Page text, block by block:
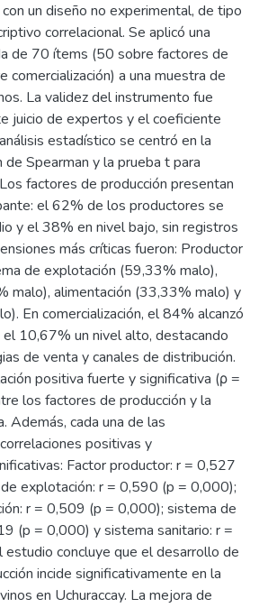
un diseño no experimental, de tipo
correlacional. Se aplicó una
de 70 ítems (50 sobre factores de
comercialización) a una muestra de
La validez del instrumento fue
juicio de expertos y el coeficiente
estadístico se centró en la
Spearman y la prueba t para
factores de producción presentan
el 62% de los productores se
y el 38% en nivel bajo, sin registros
más críticas fueron: Productor
de explotación (59,33% malo),
malo), alimentación (33,33% malo) y
En comercialización, el 84% alcanzó
10,67% un nivel alto, destacando
de venta y canales de distribución.
positiva fuerte y significativa (ρ =
los factores de producción y la
Además, cada una de las
positivas y
Factor productor: r = 0,527
explotación: r = 0,590 (p = 0,000);
r = 0,509 (p = 0,000); sistema de
(p = 0,000) y sistema sanitario: r =
concluye que el desarrollo de
incide significativamente en la
en Uchuraccay. La mejora de